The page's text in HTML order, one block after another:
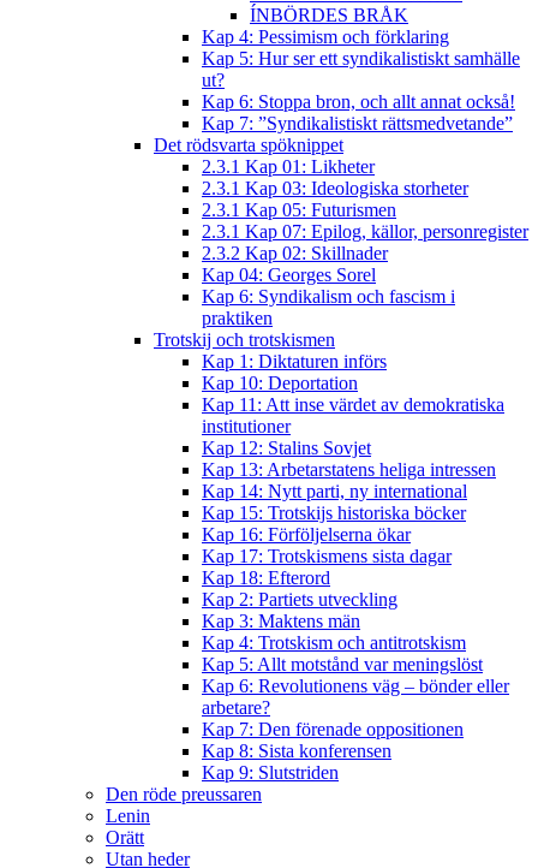
ÍNBÖRDES BRÅK
Kap 4: Pessimism och förklaring
Kap 5: Hur ser ett syndikalistiskt samhälle
ut?
Kap 6: Stoppa bron, och allt annat också!
Kap 7: ”Syndikalistiskt rättsmedvetande”
Det rödsvarta spöknippet
2.3.1 Kap 01: Likheter
2.3.1 Kap 03: Ideologiska storheter
2.3.1 Kap 05: Futurismen
2.3.1 Kap 07: Epilog, källor, personregister
2.3.2 Kap 02: Skillnader
Kap 04: Georges Sorel
Kap 6: Syndikalism och fascism i
praktiken
Trotskij och trotskismen
Kap 1: Diktaturen införs
Kap 10: Deportation
Kap 11: Att inse värdet av demokratiska
institutioner
Kap 12: Stalins Sovjet
Kap 13: Arbetarstatens heliga intressen
Kap 14: Nytt parti, ny international
Kap 15: Trotskijs historiska böcker
Kap 16: Förföljelserna ökar
Kap 17: Trotskismens sista dagar
Kap 18: Efterord
Kap 2: Partiets utveckling
Kap 3: Maktens män
Kap 4: Trotskism och antitrotskism
Kap 5: Allt motstånd var meningslöst
Kap 6: Revolutionens väg – bönder eller
arbetare?
Kap 7: Den förenade oppositionen
Kap 8: Sista konferensen
Kap 9: Slutstriden
Den röde preussaren
Lenin
Orätt
Utan heder